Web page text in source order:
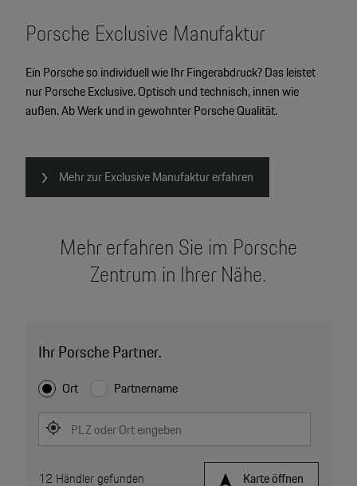
Porsche Exclusive Manufaktur
Ein Porsche so individuell wie Ihr Fingerabdruck? Das leistet
nur Porsche Exclusive. Optisch und technisch, innen wie
außen. Ab Werk und in gewohnter Porsche Qualität.
Mehr zur Exclusive Manufaktur erfahren
Mehr erfahren Sie im Porsche
Zentrum in Ihrer Nähe.
Ihr Porsche Partner.
Ort Partnername
PLZ oder Ort eingeben
Karte öffnen
12 Händler gefunden